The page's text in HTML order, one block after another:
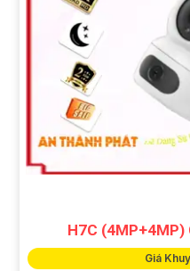
H7C (4MP+4MP)
Giá